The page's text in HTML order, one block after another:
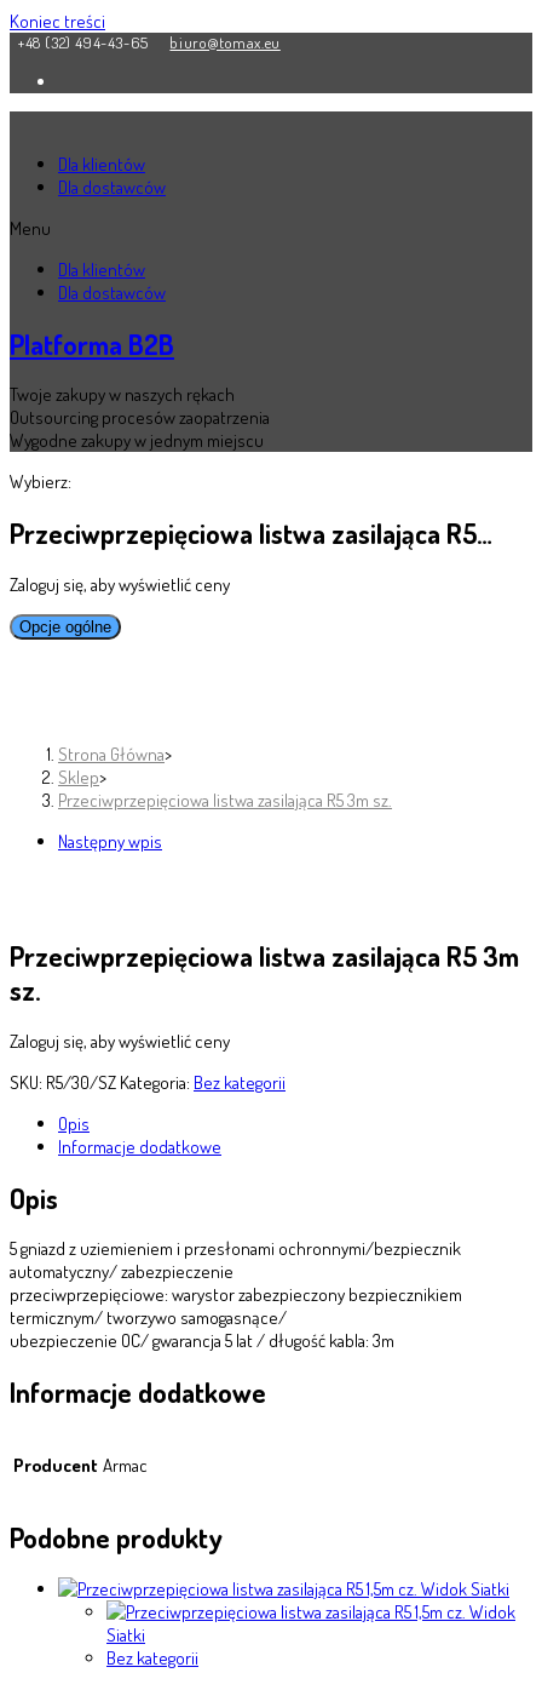
Koniec treści
+48 (32) 494-43-65 biuro@tomax.eu
Dla klientów
Dla dostawców
Menu
Dla klientów
Dla dostawców
Platforma B2B
Twoje zakupy w naszych rękach
Outsourcing procesów zaopatrzenia
Wygodne zakupy w jednym miejscu
Wybierz:
Przeciwprzepięciowa listwa zasilająca R5…
Zaloguj się, aby wyświetlić ceny
Opcje ogólne
Strona Główna>
Sklep>
Przeciwprzepięciowa listwa zasilająca R5 3m sz.
Następny wpis
Przeciwprzepięciowa listwa zasilająca R5 3m
sz.
Zaloguj się, aby wyświetlić ceny
SKU: R5/30/SZ Kategoria: Bez kategorii
Opis
Informacje dodatkowe
Opis
5 gniazd z uziemieniem i przesłonami ochronnymi/bezpiecznik
automatyczny/ zabezpieczenie
przeciwprzepięciowe: warystor zabezpieczony bezpiecznikiem
termicznym/ tworzywo samogasnące/
ubezpieczenie OC/ gwarancja 5 lat / długość kabla: 3m
Informacje dodatkowe
Producent Armac
Podobne produkty
Widok Siatki
Widok
Siatki
Bez kategorii